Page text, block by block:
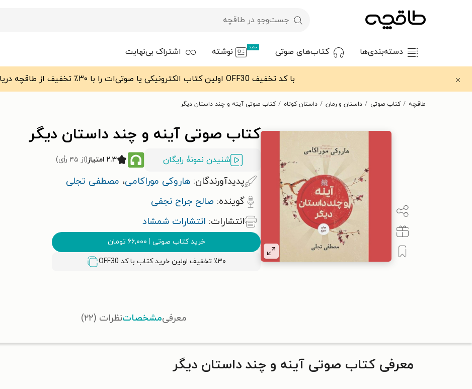
دسته‌بندی‌ها کتاب‌های صوتی جدید نوشته اشتراک بی‌نهایت
با کد تخفیف OFF30 اولین کتاب الکترونیکی یا صوتی‌ات را با ۳۰٪ تخفیف از طاقچه دریافت کن.
طاقچه کتاب صوتی داستان و رمان داستان کوتاه کتاب صوتی آینه و چند داستان دیگر
کتاب صوتی آینه و چند داستان دیگر
شنیدن نمونۀ رایگان ۲.۳ امتیاز (از ۴۵ رأی)
پدیدآورندگان: هاروکی موراکامی، مصطفی تجلی
گوینده: صالح جراح نجفی
انتشارات: انتشارات شمشاد
خرید کتاب صوتی | ۶۶,۰۰۰ تومان
٪۳۰ تخفیف اولین خرید کتاب با کد OFF30
معرفیمشخصاتنظرات (۲۲)
معرفی کتاب صوتی آینه و چند داستان دیگر